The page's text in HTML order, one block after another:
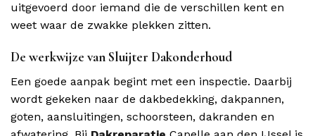
uitgevoerd door iemand die de verschillen kent en
weet waar de zwakke plekken zitten.
De werkwijze van Sluijter Dakonderhoud
Een goede aanpak begint met een inspectie. Daarbij
wordt gekeken naar de dakbedekking, dakpannen,
goten, aansluitingen, schoorsteen, dakranden en